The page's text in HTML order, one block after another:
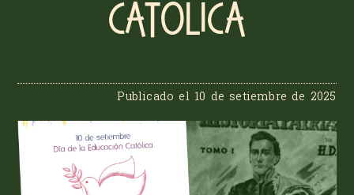
católica
Publicado el 10 de setiembre de 2025